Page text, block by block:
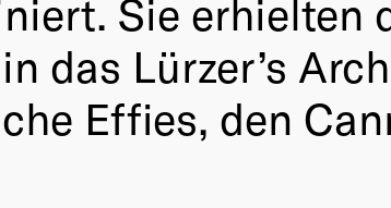
Sie erhielten
das Lürzer’s
Effies, den